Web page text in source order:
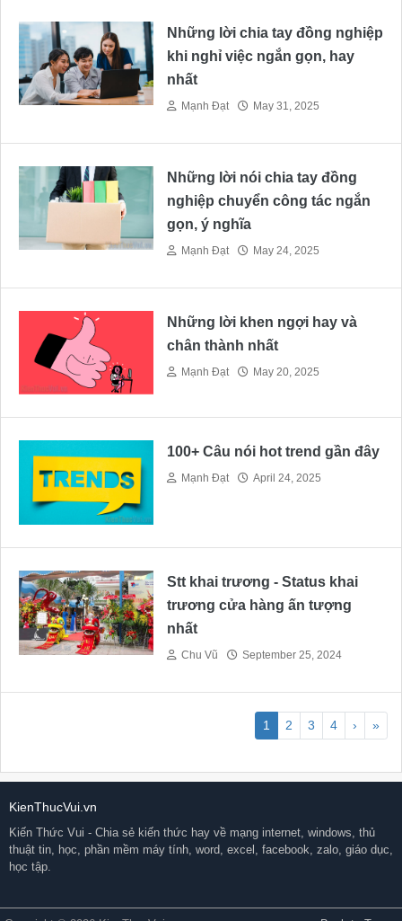
Những lời chia tay đồng nghiệp
khi nghỉ việc ngắn gọn, hay
nhất
Mạnh Đạt May 31, 2025
Những lời nói chia tay đồng
nghiệp chuyển công tác ngắn
gọn, ý nghĩa
Mạnh Đạt May 24, 2025
Những lời khen ngợi hay và
chân thành nhất
Mạnh Đạt May 20, 2025
100+ Câu nói hot trend gần đây
Mạnh Đạt April 24, 2025
Stt khai trương - Status khai
trương cửa hàng ấn tượng
nhất
Chu Vũ September 25, 2024
1 2 3 4 › »
KienThucVui.vn
Kiến Thức Vui - Chia sẻ kiến thức hay về mạng internet, windows, thủ
thuật tin, học, phần mềm máy tính, word, excel, facebook, zalo, giáo dục,
học tập.